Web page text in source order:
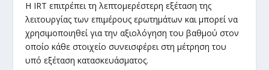
Η IRT επιτρέπει τη λεπτομερέστερη εξέταση της
λειτουργίας των επιμέρους ερωτημάτων και μπορεί να
χρησιμοποιηθεί για την αξιολόγηση του βαθμού στον
οποίο κάθε στοιχείο συνεισφέρει στη μέτρηση του
υπό εξέταση κατασκευάσματος.